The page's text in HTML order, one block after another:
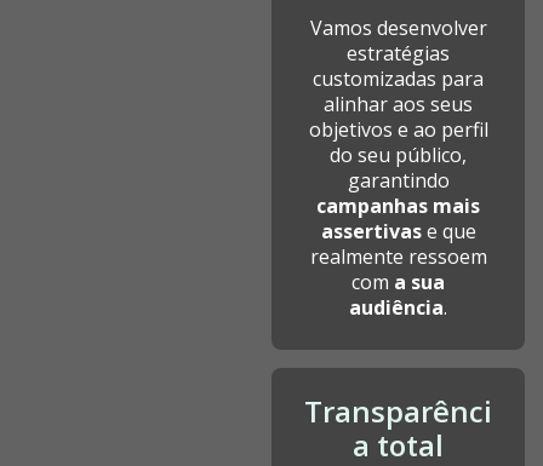
Vamos desenvolver
estratégias
customizadas para
alinhar aos seus
objetivos e ao perfil
do seu público,
garantindo
campanhas mais
assertivase que
realmente ressoem
com a sua
audiência.
Transparênci
a total